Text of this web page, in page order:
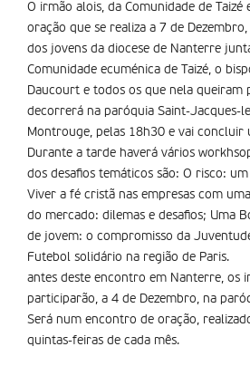
O irmão alois, da Comunidade de Taizé
oração que se realiza a 7 de
dos jovens da diocese de Nanterre
Comunidade ecuménica de Taizé, o
Daucourt e todos os que nela queiram
decorrerá na paróquia Saint-Jacques-
Montrouge, pelas 18h30 e vai concluir
Durante a tarde haverá vários
dos desafios temáticos são: O risco:
Viver a fé cristã nas empresas com
do mercado: dilemas e desafios; Uma
de jovem: o compromisso da
Futebol solidário na região de Paris.
antes deste encontro em Nanterre, os
participarão, a 4 de Dezembro, na
Será num encontro de oração,
quintas-feiras de cada mês.